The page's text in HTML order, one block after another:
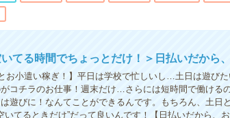
てる時間でちょっとだけ！＞日払いだから
お小遣い稼ぎ！】平日は学校で忙しいし…土日は遊び
コチラのお仕事！週末だけ…さらには短時間で働ける
遊びに！なんてことができるんです。もちろん、土日
いてるときだけ”だって良いんです！【日払いだから、